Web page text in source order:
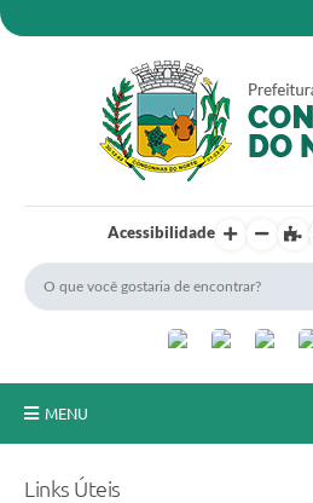
Acessibilidade
MENU
Links Úteis